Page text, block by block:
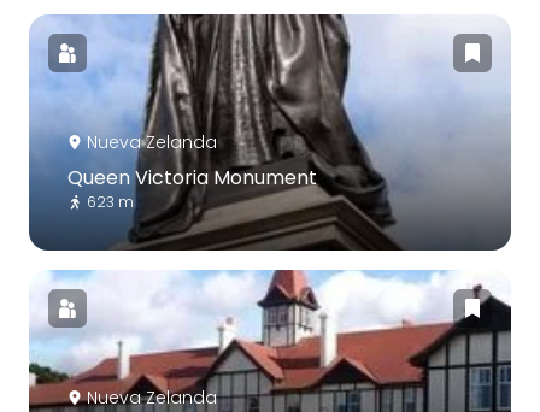
Nueva Zelanda
Queen Victoria Monument
623 m
Nueva Zelanda